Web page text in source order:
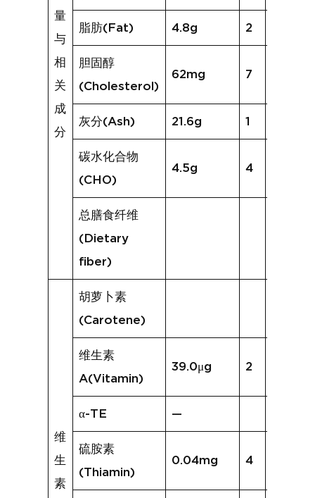
量
与
相
关
成
分
脂肪(Fat) 4.8g 2
胆固醇
(Cholesterol)
62mg 7
灰分(Ash) 21.6g 1
碳水化合物
(CHO)
4.5g 4
总膳食纤维
(Dietary
fiber)
维
生
素
胡萝卜素
(Carotene)
维生素
A(Vitamin)
39.0μg 2
α-TE —
硫胺素
(Thiamin)
0.04mg 4